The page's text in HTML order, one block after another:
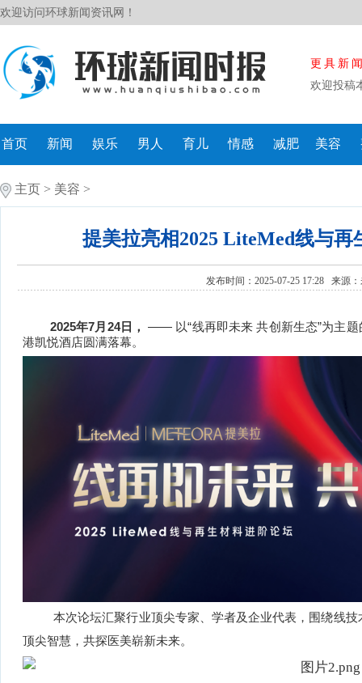
欢迎访问环球新闻资讯网！
更具新
欢迎投稿
首页 新闻 娱乐 男人 育儿 情感 减肥 美容
主页 > 美容 >
提美拉亮相2025 LiteMed线与
发布时间：2025-07-25 17:28 来源：
2025年7月 24日， —— 以“线再即未来 共创新生态”为主题
港凯悦酒店圆满落幕。
本次论坛汇聚行业顶尖专家、学者及企业代表，围绕线
顶尖智慧，共探医美崭新未来。